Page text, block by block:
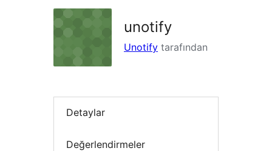
unotify
Unotify tarafından
Detaylar
Değerlendirmeler